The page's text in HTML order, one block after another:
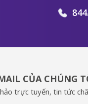
CỦA CHÚNG
trực tuyến, tin tức